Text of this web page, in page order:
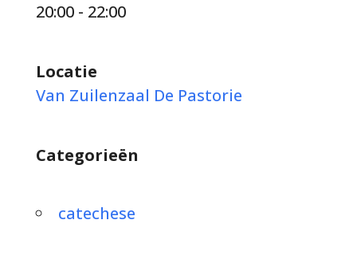
20:00 - 22:00
Locatie
Van Zuilenzaal De Pastorie
Categorieën
catechese